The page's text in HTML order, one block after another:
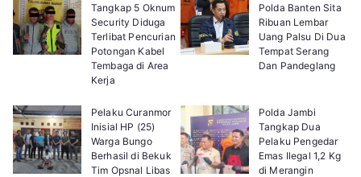
Tangkap 5 Oknum
Security Diduga
Terlibat Pencurian
Potongan Kabel
Tembaga di Area
Kerja
Polda Banten Sita
Ribuan Lembar
Uang Palsu Di Dua
Tempat Serang
Dan Pandeglang
Pelaku Curanmor
Inisial HP (25)
Warga Bungo
Berhasil di Bekuk
Tim Opsnal Libas
Polda Jambi
Tangkap Dua
Pelaku Pengedar
Emas Ilegal 1,2 Kg
di Merangin